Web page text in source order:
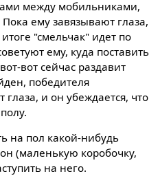
между мобильниками,
ему завязывают глаза,
"смельчак" идет по
ему, куда поставить
вот сейчас раздавит
победителя
и он убеждается, что
на пол какой-нибудь
(маленькую коробочку,
на него.